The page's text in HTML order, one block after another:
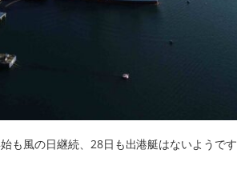
も風の日継続、28日も出港艇はないようです